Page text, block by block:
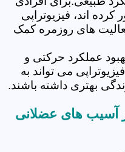
اند، فیزیوتراپی
های روزمره کمک
عملکرد حرکتی و
می تواند به
بهتری داشته باشند.
آسیب های عضلانی